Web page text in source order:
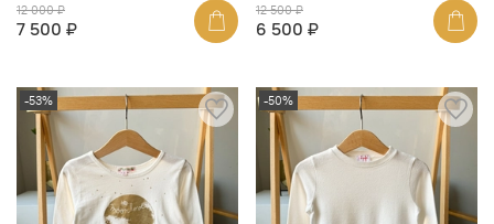
12 000 ₽
7 500 ₽
12 500 ₽
6 500 ₽
-53% -50%